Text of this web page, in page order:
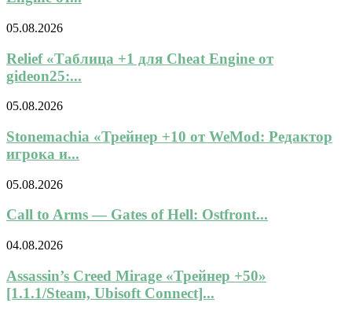
05.08.2026
Relief «Таблица +1 для Cheat Engine от
gideon25:...
05.08.2026
Stonemachia «Трейнер +10 от WeMod: Редактор
игрока и...
05.08.2026
Call to Arms — Gates of Hell: Ostfront...
04.08.2026
Assassin’s Creed Mirage «Трейнер +50»
[1.1.1/Steam, Ubisoft Connect]...